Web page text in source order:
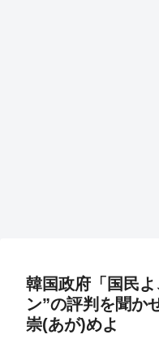
韓国政府「国民
ン”の評判を聞か
崇(あが)めよ